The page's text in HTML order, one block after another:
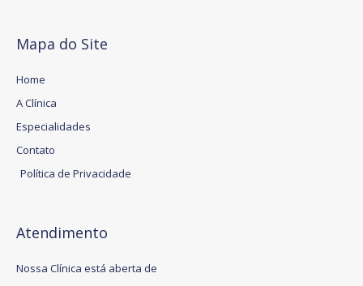
Mapa do Site
Home
A Clínica
Especialidades
Contato
Política de Privacidade
Atendimento
Nossa Clínica está aberta de